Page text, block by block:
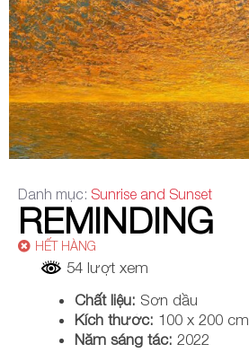
Danh mục: Sunrise and Sunset
REMINDING
HẾT HÀNG
54 lượt xem
Chất liệu: Sơn dầu
Kích thước: 100 x 200 cm
Năm sáng tác: 2022